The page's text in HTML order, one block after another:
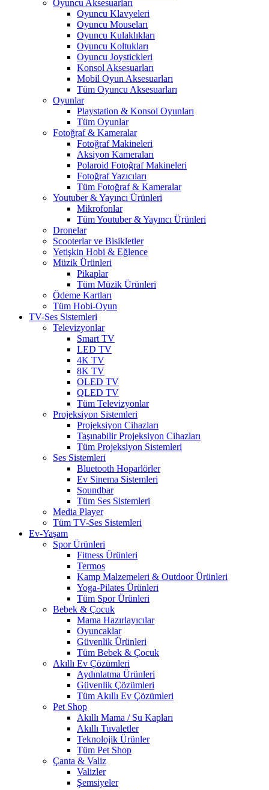
Oyuncu Aksesuarları
Oyuncu Klavyeleri
Oyuncu Mouseları
Oyuncu Kulaklıkları
Oyuncu Koltukları
Oyuncu Joystickleri
Konsol Aksesuarları
Mobil Oyun Aksesuarları
Tüm Oyuncu Aksesuarları
Oyunlar
Playstation & Konsol Oyunları
Tüm Oyunlar
Fotoğraf & Kameralar
Fotoğraf Makineleri
Aksiyon Kameraları
Polaroid Fotoğraf Makineleri
Fotoğraf Yazıcıları
Tüm Fotoğraf & Kameralar
Youtuber & Yayıncı Ürünleri
Mikrofonlar
Tüm Youtuber & Yayıncı Ürünleri
Dronelar
Scooterlar ve Bisikletler
Yetişkin Hobi & Eğlence
Müzik Ürünleri
Pikaplar
Tüm Müzik Ürünleri
Ödeme Kartları
Tüm Hobi-Oyun
TV-Ses Sistemleri
Televizyonlar
Smart TV
LED TV
4K TV
8K TV
OLED TV
QLED TV
Tüm Televizyonlar
Projeksiyon Sistemleri
Projeksiyon Cihazları
Taşınabilir Projeksiyon Cihazları
Tüm Projeksiyon Sistemleri
Ses Sistemleri
Bluetooth Hoparlörler
Ev Sinema Sistemleri
Soundbar
Tüm Ses Sistemleri
Media Player
Tüm TV-Ses Sistemleri
Ev-Yaşam
Spor Ürünleri
Fitness Ürünleri
Termos
Kamp Malzemeleri & Outdoor Ürünleri
Yoga-Pilates Ürünleri
Tüm Spor Ürünleri
Bebek & Çocuk
Mama Hazırlayıcılar
Oyuncaklar
Güvenlik Ürünleri
Tüm Bebek & Çocuk
Akıllı Ev Çözümleri
Aydınlatma Ürünleri
Güvenlik Çözümleri
Tüm Akıllı Ev Çözümleri
Pet Shop
Akıllı Mama / Su Kapları
Akıllı Tuvaletler
Teknolojik Ürünler
Tüm Pet Shop
Çanta & Valiz
Valizler
Şemsiyeler